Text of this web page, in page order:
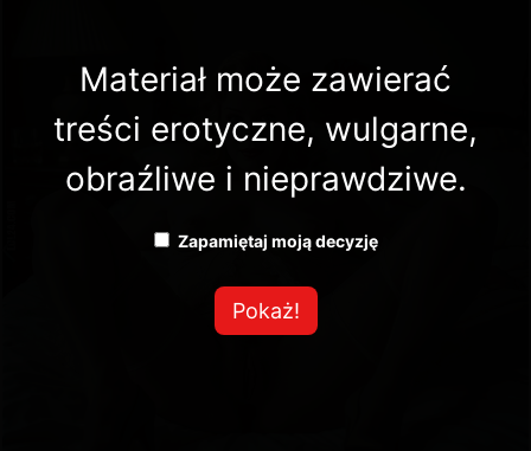
Materiał może zawierać
treści erotyczne, wulgarne,
obraźliwe i nieprawdziwe.
Zapamiętaj moją decyzję
Pokaż!